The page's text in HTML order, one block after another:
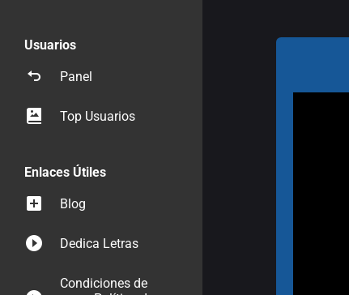
Usuarios
Panel
Top Usuarios
Enlaces Útiles
Blog
Dedica Letras
Condiciones de